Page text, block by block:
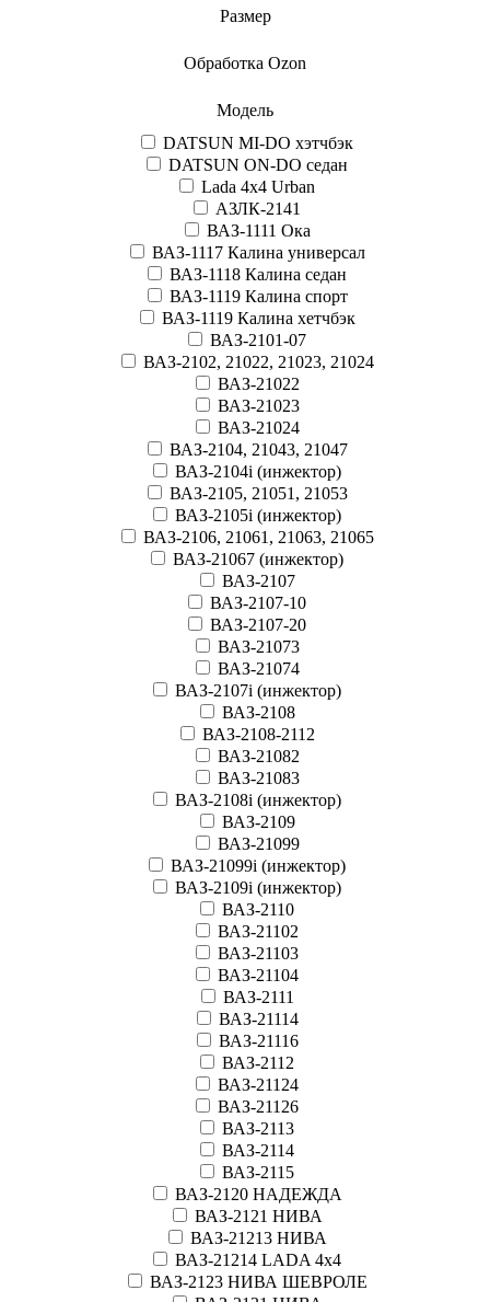
Размер
Обработка Ozon
Модель
DATSUN MI-DO хэтчбэк
DATSUN ON-DO седан
Lada 4x4 Urban
АЗЛК-2141
ВАЗ-1111 Ока
ВАЗ-1117 Калина универсал
ВАЗ-1118 Калина седан
ВАЗ-1119 Калина спорт
ВАЗ-1119 Калина хетчбэк
ВАЗ-2101-07
ВАЗ-2102, 21022, 21023, 21024
ВАЗ-21022
ВАЗ-21023
ВАЗ-21024
ВАЗ-2104, 21043, 21047
ВАЗ-2104i (инжектор)
ВАЗ-2105, 21051, 21053
ВАЗ-2105i (инжектор)
ВАЗ-2106, 21061, 21063, 21065
ВАЗ-21067 (инжектор)
ВАЗ-2107
ВАЗ-2107-10
ВАЗ-2107-20
ВАЗ-21073
ВАЗ-21074
ВАЗ-2107i (инжектор)
ВАЗ-2108
ВАЗ-2108-2112
ВАЗ-21082
ВАЗ-21083
ВАЗ-2108i (инжектор)
ВАЗ-2109
ВАЗ-21099
ВАЗ-21099i (инжектор)
ВАЗ-2109i (инжектор)
ВАЗ-2110
ВАЗ-21102
ВАЗ-21103
ВАЗ-21104
ВАЗ-2111
ВАЗ-21114
ВАЗ-21116
ВАЗ-2112
ВАЗ-21124
ВАЗ-21126
ВАЗ-2113
ВАЗ-2114
ВАЗ-2115
ВАЗ-2120 НАДЕЖДА
ВАЗ-2121 НИВА
ВАЗ-21213 НИВА
ВАЗ-21214 LADA 4х4
ВАЗ-2123 НИВА ШЕВРОЛЕ